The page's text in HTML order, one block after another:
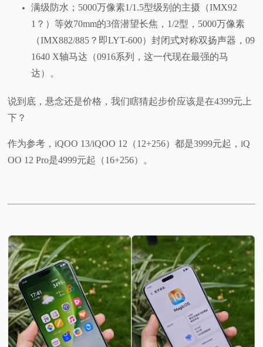
满级防水；5000万像素1/1.5型级别的主摄（IMX92
1？）等效70mm的3倍潜望长焦，1/2型，5000万像素
（IMX882/885？即LYT-600）封闭式对称双扬声器，09
1640 X轴马达（0916系列，这一代现在最强的马
达）。
说到底，悬念还是价格，我们瞎猜起步价应该是在4399元上
下？
作为参考，iQOO 13/iQOO 12（12+256）都是3999元起，iQ
OO 12 Pro是4999元起（16+256）。